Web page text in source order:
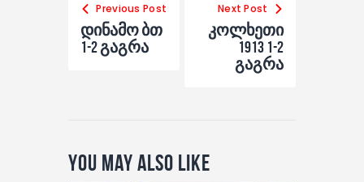
Previous Post
დინამო ბთ
1-2 გაგრა
Next Post
კოლხეთი
1913 1-2
გაგრა
You May Also Like